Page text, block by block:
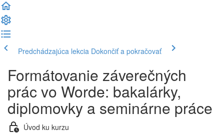
Predchádzajúca lekcia Dokončiť a pokračovať
Formátovanie záverečných
prác vo Worde: bakalárky,
diplomovky a seminárne práce
Úvod ku kurzu